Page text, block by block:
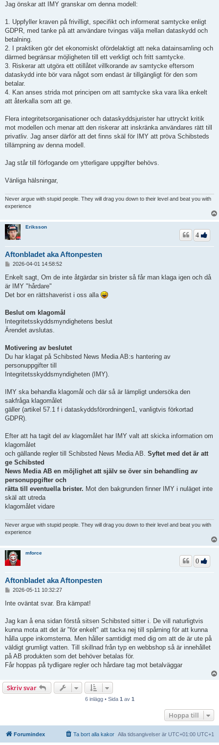
Jag önskar att IMY granskar om denna modell:
1. Uppfyller kraven på frivilligt, specifikt och informerat samtycke enligt
GDPR, med tanke på att användare tvingas välja mellan dataskydd och
betalning.
2. I praktiken gör det ekonomiskt ofördelaktigt att neka datainsamling och
därmed begränsar möjligheten till ett verkligt och fritt samtycke.
3. Riskerar att utgöra ett otillåtet villkorande av samtycke eftersom
dataskydd inte bör vara något som endast är tillgängligt för den som
betalar.
4. Kan anses strida mot principen om att samtycke ska vara lika enkelt
att återkalla som att ge.
Flera integritetsorganisationer och dataskyddsjurister har uttryckt kritik
mot modellen och menar att den riskerar att inskränka användares rätt till
privatliv. Jag anser därför att det finns skäl för IMY att pröva Schibsteds
tillämpning av denna modell.
Jag står till förfogande om ytterligare uppgifter behövs.
Vänliga hälsningar,
Never argue with stupid people. They will drag you down to their level and beat you with
experience
Eriksson
Aftonbladet aka Aftonpesten
4
l
ä
g
g
2026-04-01 14:58:52
Enkelt sagt, Om de inte åtgärdar sin brister så får man klaga igen och då
är IMY "hårdare"
Det bor en rättshaverist i oss alla
Beslut om klagomål
Integritetsskyddsmyndighetens beslut
Ärendet avslutas.
Motivering av beslutet
Du har klagat på Schibsted News Media AB:s hantering av
personuppgifter till
Integritetsskyddsmyndigheten (IMY).
IMY ska behandla klagomål och där så är lämpligt undersöka den
sakfråga klagomålet
gäller (artikel 57.1 f i dataskyddsförordningen1, vanligtvis förkortad
GDPR).
Efter att ha tagit del av klagomålet har IMY valt att skicka information om
klagomålet
och gällande regler till Schibsted News Media AB. Syftet med det är att
ge Schibsted
News Media AB en möjlighet att själv se över sin behandling av
personuppgifter och
rätta till eventuella brister. Mot den bakgrunden finner IMY i nuläget inte
skäl att utreda
klagomålet vidare
Never argue with stupid people. They will drag you down to their level and beat you with
experience
mforce
Aftonbladet aka Aftonpesten
0
l
g
2026-05-11 10:32:27
Inte oväntat svar. Bra kämpat!
Jag kan å ena sidan förstå sitsen Schibsted sitter i. De vill naturligtvis
kunna mota att det är "för enkelt" att tacka nej till spårning för att kunna
hålla uppe inkomsterna. Men håller samtidigt med dig om att de är ute på
väldigt grumligt vatten. Till skillnad från typ en webbshop så är innehållet
på AB produkten som det behöver betalas för.
Får hoppas på tydligare regler och hårdare tag mot betalväggar
Skriv svar
6 inlägg • Sida 1 av 1
Hoppa till
Forumindex Alla tidsangivelser är UTC+01:00 UTC+1
Ta bort alla kakor